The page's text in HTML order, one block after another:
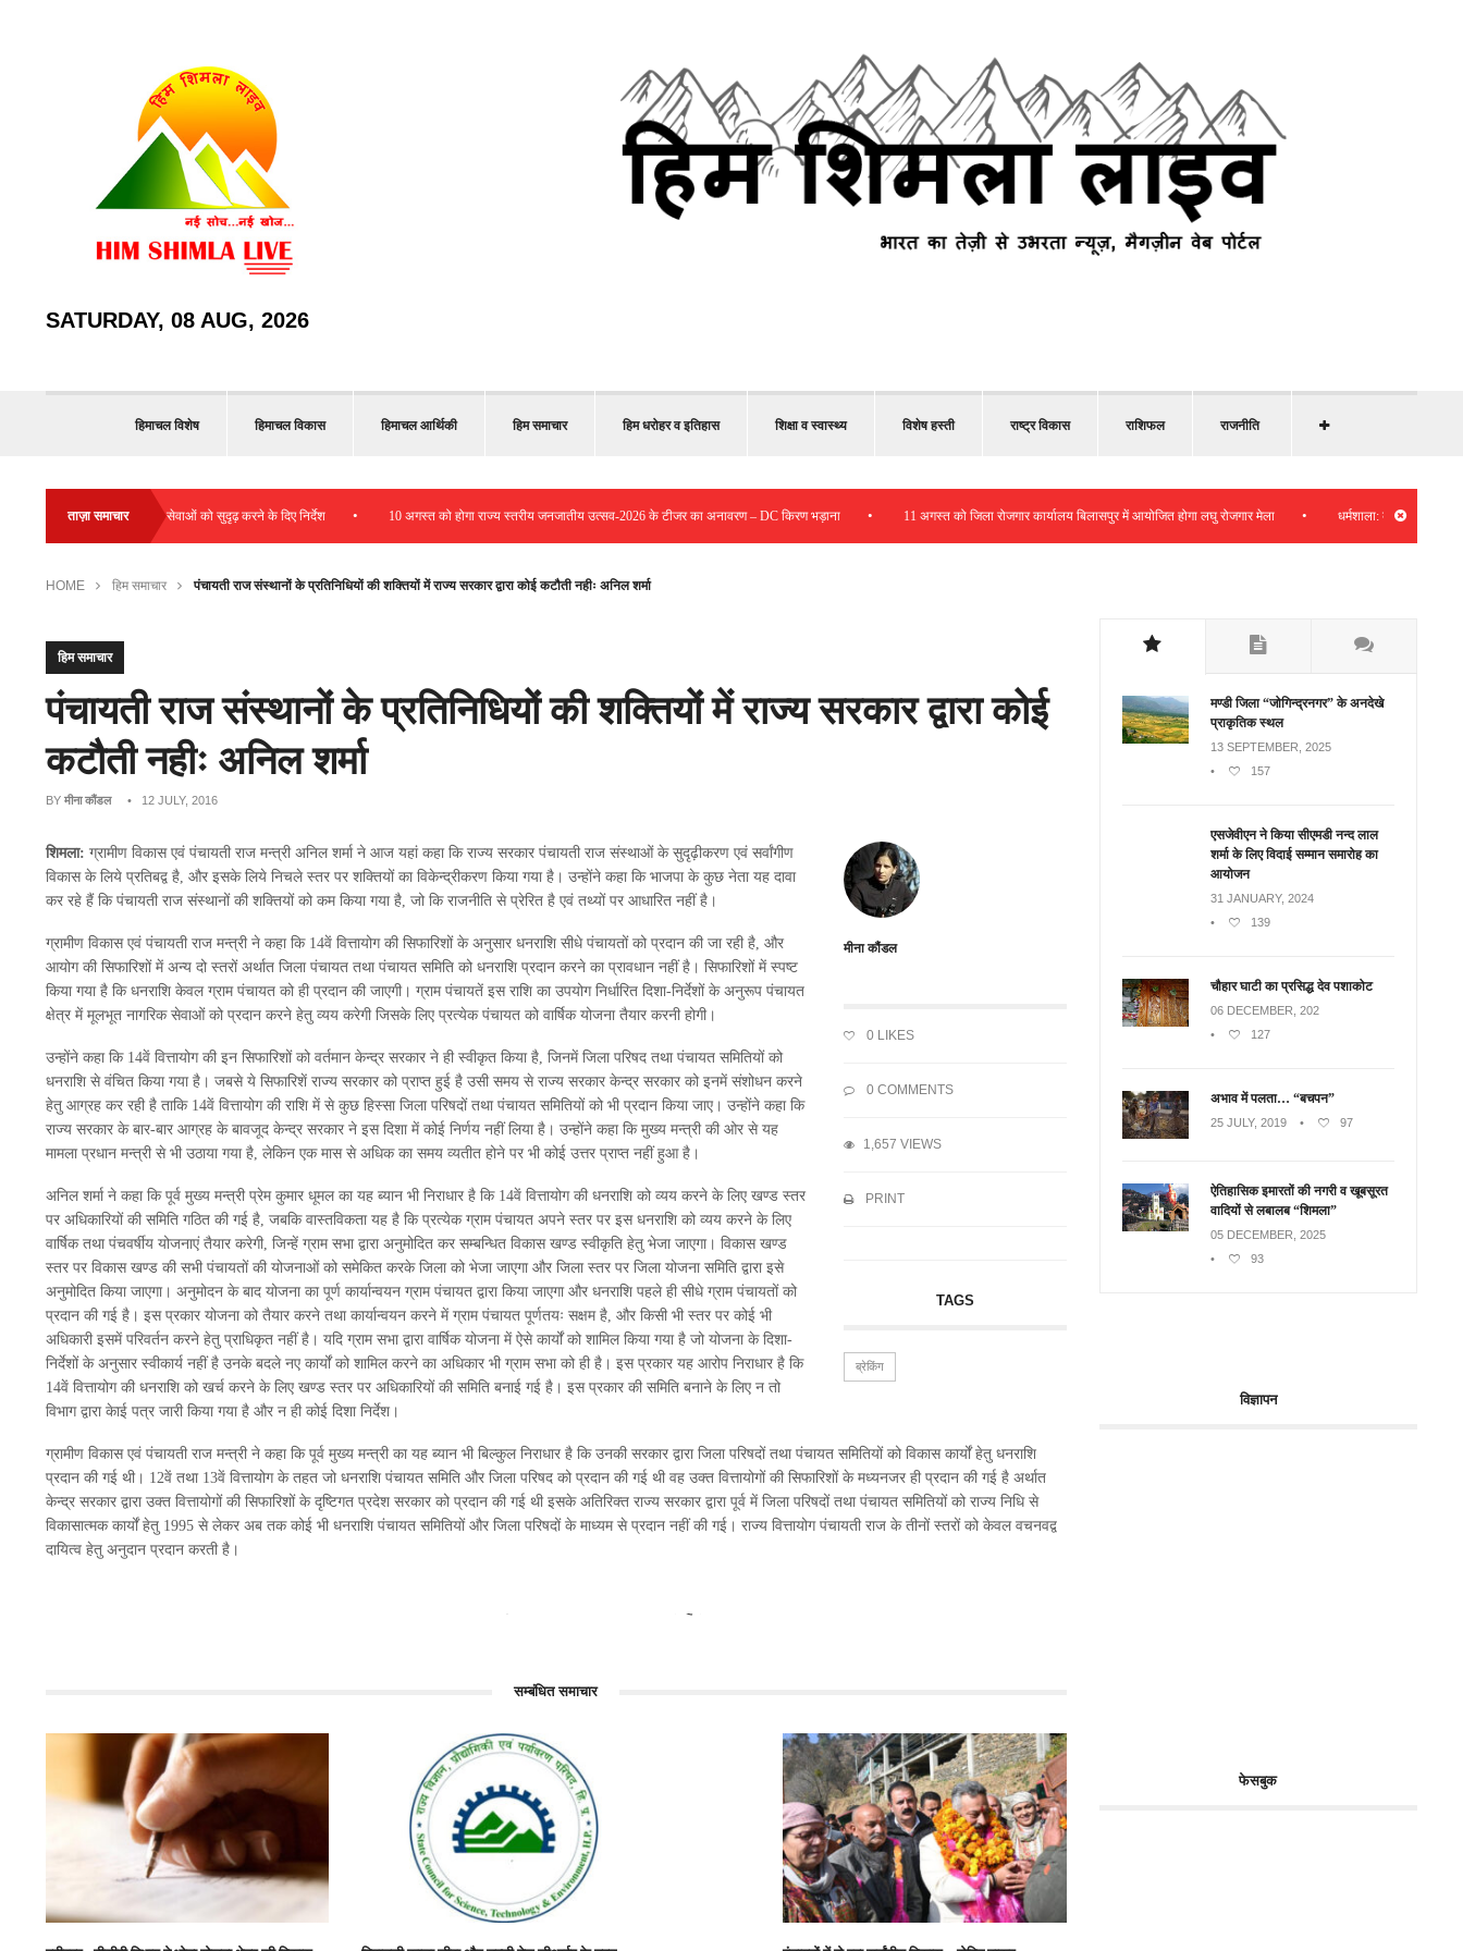
SATURDAY, 08 AUG, 2026
हिमाचल विशेष हिमाचल विकास हिमाचल आर्थिकी हिम समाचार हिम धरोहर व इतिहास शिक्षा व स्वास्थ्य विशेष हस्ती राष्ट्र विकास राशिफल राजनीति
ताज़ा समाचार
बढ़ावा देने और डायग्नोस्टिक सेवाओं को सुदृढ़ करने के दिए निर्देश • 10 अगस्त को होगा राज्य स्तरीय जनजातीय उत्सव-2026 के टीजर का अनावरण – DC किरण भड़ाना • 11 अगस्त को जिला रोजगार कार्यालय बिलासपुर में आयोजित होगा लघु रोजगार मेला • धर्मशाला: कचहरी फीडर क्षेत्र में
HOME हिम समाचार पंचायती राज संस्थानों के प्रतिनिधियों की शक्तियों में राज्य सरकार द्वारा कोई कटौती नहीः अनिल शर्मा
हिम समाचार
पंचायती राज संस्थानों के प्रतिनिधियों की शक्तियों में राज्य सरकार द्वारा कोई
कटौती नहीः अनिल शर्मा
BY मीना कौंडल • 12 JULY, 2016
मीना कौंडल
0 LIKES
0 COMMENTS
1,657 VIEWS
PRINT
TAGS
ब्रेकिंग
शिमला: ग्रामीण विकास एवं पंचायती राज मन्त्री अनिल शर्मा ने आज यहां कहा कि राज्य सरकार पंचायती राज संस्थाओं के सुदृढ़ीकरण एवं सर्वांगीण
विकास के लिये प्रतिबद्व है, और इसके लिये निचले स्तर पर शक्तियों का विकेन्द्रीकरण किया गया है। उन्होंने कहा कि भाजपा के कुछ नेता यह दावा
कर रहे हैं कि पंचायती राज संस्थानों की शक्तियों को कम किया गया है, जो कि राजनीति से प्रेरित है एवं तथ्यों पर आधारित नहीं है।
ग्रामीण विकास एवं पंचायती राज मन्त्री ने कहा कि 14वें वित्तायोग की सिफारिशों के अनुसार धनराशि सीधे पंचायतों को प्रदान की जा रही है, और
आयोग की सिफारिशों में अन्य दो स्तरों अर्थात जिला पंचायत तथा पंचायत समिति को धनराशि प्रदान करने का प्रावधान नहीं है। सिफारिशों में स्पष्ट
किया गया है कि धनराशि केवल ग्राम पंचायत को ही प्रदान की जाएगी। ग्राम पंचायतें इस राशि का उपयोग निर्धारित दिशा-निर्देशों के अनुरूप पंचायत
क्षेत्र में मूलभूत नागरिक सेवाओं को प्रदान करने हेतु व्यय करेगी जिसके लिए प्रत्येक पंचायत को वार्षिक योजना तैयार करनी होगी।
उन्होंने कहा कि 14वें वित्तायोग की इन सिफारिशों को वर्तमान केन्द्र सरकार ने ही स्वीकृत किया है, जिनमें जिला परिषद तथा पंचायत समितियों को
धनराशि से वंचित किया गया है। जबसे ये सिफारिशें राज्य सरकार को प्राप्त हुई है उसी समय से राज्य सरकार केन्द्र सरकार को इनमें संशोधन करने
हेतु आग्रह कर रही है ताकि 14वें वित्तायोग की राशि में से कुछ हिस्सा जिला परिषदों तथा पंचायत समितियों को भी प्रदान किया जाए। उन्होंने कहा कि
राज्य सरकार के बार-बार आग्रह के बावजूद केन्द्र सरकार ने इस दिशा में कोई निर्णय नहीं लिया है। उन्होंने कहा कि मुख्य मन्त्री की ओर से यह
मामला प्रधान मन्त्री से भी उठाया गया है, लेकिन एक मास से अधिक का समय व्यतीत होने पर भी कोई उत्तर प्राप्त नहीं हुआ है।
अनिल शर्मा ने कहा कि पूर्व मुख्य मन्त्री प्रेम कुमार धूमल का यह ब्यान भी निराधार है कि 14वें वित्तायोग की धनराशि को व्यय करने के लिए खण्ड स्तर
पर अधिकारियों की समिति गठित की गई है, जबकि वास्तविकता यह है कि प्रत्येक ग्राम पंचायत अपने स्तर पर इस धनराशि को व्यय करने के लिए
वार्षिक तथा पंचवर्षीय योजनाएं तैयार करेगी, जिन्हें ग्राम सभा द्वारा अनुमोदित कर सम्बन्धित विकास खण्ड स्वीकृति हेतु भेजा जाएगा। विकास खण्ड
स्तर पर विकास खण्ड की सभी पंचायतों की योजनाओं को समेकित करके जिला को भेजा जाएगा और जिला स्तर पर जिला योजना समिति द्वारा इसे
अनुमोदित किया जाएगा। अनुमोदन के बाद योजना का पूर्ण कार्यान्वयन ग्राम पंचायत द्वारा किया जाएगा और धनराशि पहले ही सीधे ग्राम पंचायतों को
प्रदान की गई है। इस प्रकार योजना को तैयार करने तथा कार्यान्वयन करने में ग्राम पंचायत पूर्णतयः सक्षम है, और किसी भी स्तर पर कोई भी
अधिकारी इसमें परिवर्तन करने हेतु प्राधिकृत नहीं है। यदि ग्राम सभा द्वारा वार्षिक योजना में ऐसे कार्यों को शामिल किया गया है जो योजना के दिशा-
निर्देशों के अनुसार स्वीकार्य नहीं है उनके बदले नए कार्यों को शामिल करने का अधिकार भी ग्राम सभा को ही है। इस प्रकार यह आरोप निराधार है कि
14वें वित्तायोग की धनराशि को खर्च करने के लिए खण्ड स्तर पर अधिकारियों की समिति बनाई गई है। इस प्रकार की समिति बनाने के लिए न तो
विभाग द्वारा केाई पत्र जारी किया गया है और न ही कोई दिशा निर्देश।
ग्रामीण विकास एवं पंचायती राज मन्त्री ने कहा कि पूर्व मुख्य मन्त्री का यह ब्यान भी बिल्कुल निराधार है कि उनकी सरकार द्वारा जिला परिषदों तथा पंचायत समितियों को विकास कार्यों हेतु धनराशि
प्रदान की गई थी। 12वें तथा 13वें वित्तायोग के तहत जो धनराशि पंचायत समिति और जिला परिषद को प्रदान की गई थी वह उक्त वित्तायोगों की सिफारिशों के मध्यनजर ही प्रदान की गई है अर्थात
केन्द्र सरकार द्वारा उक्त वित्तायोगों की सिफारिशों के दृष्टिगत प्रदेश सरकार को प्रदान की गई थी इसके अतिरिक्त राज्य सरकार द्वारा पूर्व में जिला परिषदों तथा पंचायत समितियों को राज्य निधि से
विकासात्मक कार्यों हेतु 1995 से लेकर अब तक कोई भी धनराशि पंचायत समितियों और जिला परिषदों के माध्यम से प्रदान नहीं की गई। राज्य वित्तायोग पंचायती राज के तीनों स्तरों को केवल वचनवद्व
दायित्व हेतु अनुदान प्रदान करती है।
सम्बंधित समाचार
मण्डी जिला “जोगिन्द्रनगर” के अनदेखे
प्राकृतिक स्थल
13 SEPTEMBER, 2025
•
157
एसजेवीएन ने किया सीएमडी नन्‍द लाल
शर्मा के लिए विदाई सम्मान समारोह का
आयोजन
31 JANUARY, 2024
•
139
चौहार घाटी का प्रसिद्ध देव पशाकोट
06 DECEMBER, 202
•
127
अभाव में पलता… “बचपन”
25 JULY, 2019 • 97
ऐतिहासिक इमारतों की नगरी व खूबसूरत
वादियों से लबालब “शिमला”
05 DECEMBER, 2025
•
93
विज्ञापन
फेसबुक